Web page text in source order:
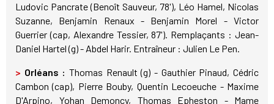
Ludovic Pancrate (Benoît Sauveur, 78'), Léo Hamel, Nicolas
Suzanne, Benjamin Renaux - Benjamin Morel - Victor
Guerrier (cap, Alexandre Tessier, 87'). Remplaçants : Jean-
Daniel Hartel (g) - Abdel Harir. Entraîneur : Julien Le Pen.
> Orléans : Thomas Renault (g) - Gauthier Pinaud, Cédric
Cambon (cap), Pierre Bouby, Quentin Lecoeuche - Maxime
D'Arpino, Yohan Demoncy, Thomas Epheston - Mame